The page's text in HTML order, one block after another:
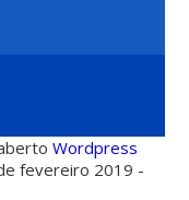
Wordpress
fevereiro 2019 -